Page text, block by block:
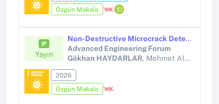
Özgün Makale
Yayın
Non-Destructive Microcrack Detection in Inconel 718 Using Electromechanical Impedance of Bonded PZT Sensors: A Numerical Sensitivity Study
Advanced Engineering Forum
Gökhan HAYDARLAR, Mehmet Alper SOFUOĞLU, Mesut TEKKALMAZ
2026
Özgün Makale